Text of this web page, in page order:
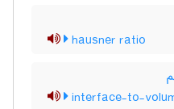
hausner ratio
interface-to-